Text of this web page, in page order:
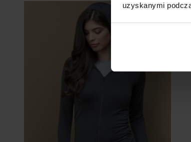
uzyskanymi